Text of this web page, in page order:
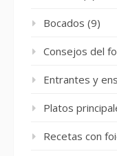
Bocados (9)
Consejos del
Entrantes y
Platos
Recetas con